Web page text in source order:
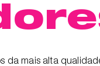
da mais alta